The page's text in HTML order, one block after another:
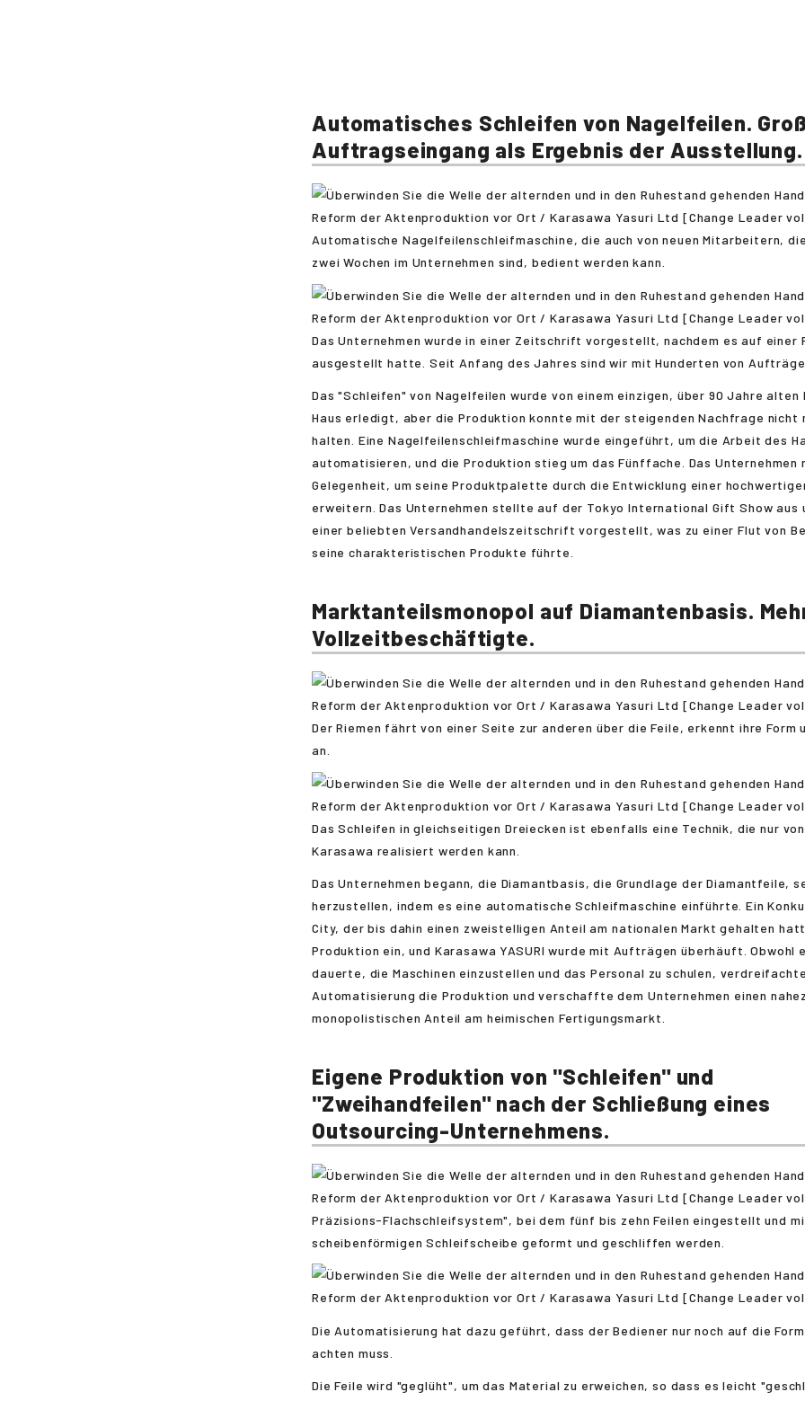
Automatisches Schleifen von Nagelfeilen.
Auftragseingang als Ergebnis der Ausstellung.
Automatische Nagelfeilenschleifmaschine, die auch von neuen Mitarbeitern,
zwei Wochen im Unternehmen sind, bedient werden kann.
Das Unternehmen wurde in einer Zeitschrift vorgestellt, nachdem es auf einer
ausgestellt hatte. Seit Anfang des Jahres sind wir mit Hunderten von
Das "Schleifen" von Nagelfeilen wurde von einem einzigen, über 90 Jahre alten
Haus erledigt, aber die Produktion konnte mit der steigenden Nachfrage nicht
halten. Eine Nagelfeilenschleifmaschine wurde eingeführt, um die Arbeit des
automatisieren, und die Produktion stieg um das Fünffache. Das Unternehmen
Gelegenheit, um seine Produktpalette durch die Entwicklung einer
erweitern. Das Unternehmen stellte auf der Tokyo International Gift Show aus
einer beliebten Versandhandelszeitschrift vorgestellt, was zu einer Flut von
seine charakteristischen Produkte führte.
Marktanteilsmonopol auf Diamantenbasis.
Vollzeitbeschäftigte.
Der Riemen fährt von einer Seite zur anderen über die Feile, erkennt ihre Form
an.
Das Schleifen in gleichseitigen Dreiecken ist ebenfalls eine Technik, die nur von
Karasawa realisiert werden kann.
Das Unternehmen begann, die Diamantbasis, die Grundlage der Diamantfeile,
herzustellen, indem es eine automatische Schleifmaschine einführte. Ein
City, der bis dahin einen zweistelligen Anteil am nationalen Markt gehalten
Produktion ein, und Karasawa YASURI wurde mit Aufträgen überhäuft. Obwohl
dauerte, die Maschinen einzustellen und das Personal zu schulen,
Automatisierung die Produktion und verschaffte dem Unternehmen einen
monopolistischen Anteil am heimischen Fertigungsmarkt.
Eigene Produktion von "Schleifen" und
"Zweihandfeilen" nach der Schließung eines
Outsourcing-Unternehmens.
Präzisions-Flachschleifsystem", bei dem fünf bis zehn Feilen eingestellt und
scheibenförmigen Schleifscheibe geformt und geschliffen werden.
Die Automatisierung hat dazu geführt, dass der Bediener nur noch auf die
achten muss.
Die Feile wird "geglüht", um das Material zu erweichen, so dass es leicht